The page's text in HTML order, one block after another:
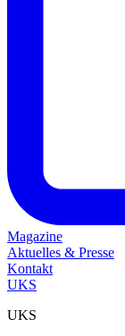
Magazine
Aktuelles & Presse
Kontakt
UKS
UKS